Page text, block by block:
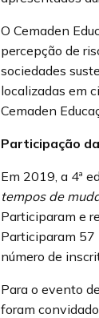
O Cemaden
percepção de
sociedades
localizadas em
Cemaden
Participação
Em 2019, a 4ª
tempos de
Participaram e
Participaram 57
número de
Para o evento
foram